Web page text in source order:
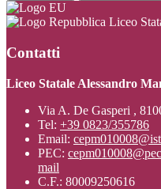
Liceo
Contatti
Liceo Statale Alessandro
Via A. De Gasperi ,
Tel: +39 0823/355786
Email:
PEC:
mail
C.F.: 80009250616